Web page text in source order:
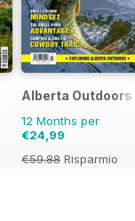
Alberta Outdoors
12 Months per
€24,99
€59.88 Risparmio